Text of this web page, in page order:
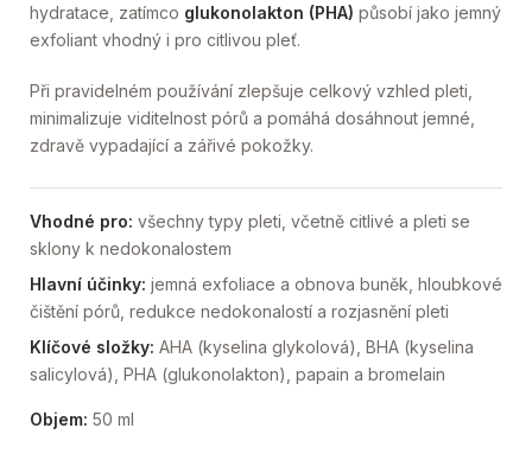
hydratace, zatímco glukonolakton (PHA) působí jako jemný
exfoliant vhodný i pro citlivou pleť.
Při pravidelném používání zlepšuje celkový vzhled pleti,
minimalizuje viditelnost pórů a pomáhá dosáhnout jemné,
zdravě vypadající a zářivé pokožky.
Vhodné pro: všechny typy pleti, včetně citlivé a pleti se
sklony k nedokonalostem
Hlavní účinky: jemná exfoliace a obnova buněk, hloubkové
čištění pórů, redukce nedokonalostí a rozjasnění pleti
Klíčové složky: AHA (kyselina glykolová), BHA (kyselina
salicylová), PHA (glukonolakton), papain a bromelain
Objem: 50 ml